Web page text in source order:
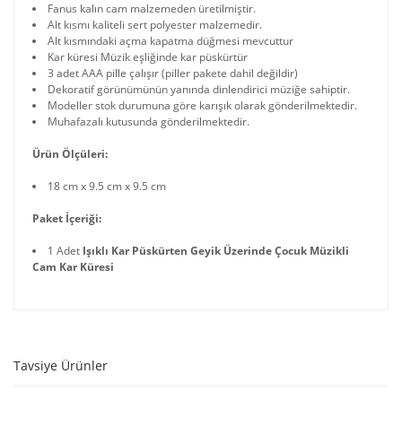
Fanus kalın cam malzemeden üretilmiştir.
Alt kısmı kaliteli sert polyester malzemedir.
Alt kısmındaki açma kapatma düğmesi mevcuttur
Kar küresi Müzik eşliğinde kar püskürtür
3 adet AAA pille çalışır (piller pakete dahil değildir)
Dekoratif görünümünün yanında dinlendirici müziğe sahiptir.
Modeller stok durumuna göre karışık olarak gönderilmektedir.
Muhafazalı kutusunda gönderilmektedir.
Ürün Ölçüleri:
18 cm x 9.5 cm x 9.5 cm
Paket İçeriği:
1 Adet Işıklı Kar Püskürten Geyik Üzerinde Çocuk Müzikli
Cam Kar Küresi
Tavsiye Ürünler